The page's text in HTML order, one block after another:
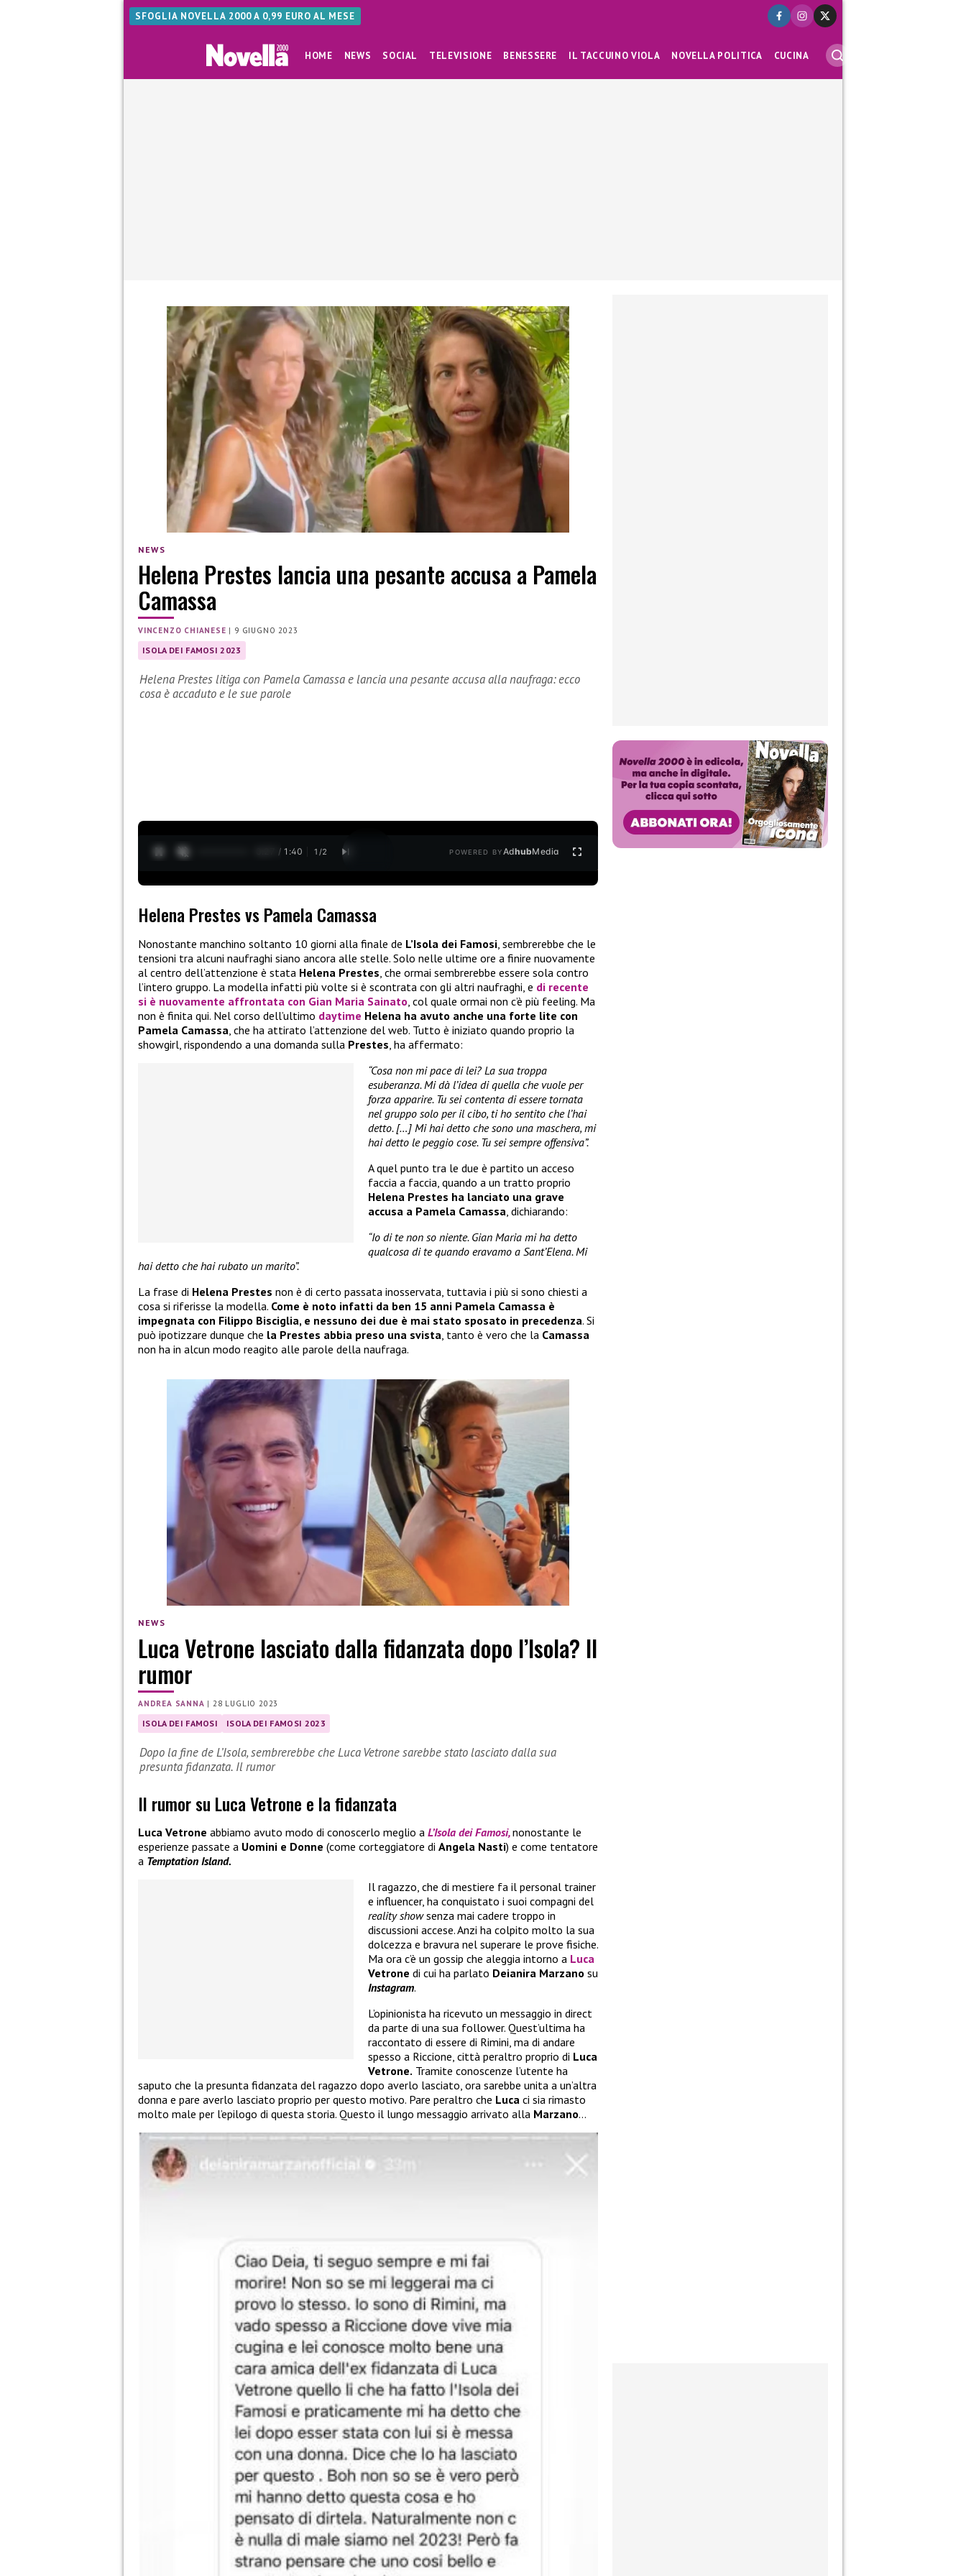
SFOGLIA NOVELLA 2000 A 0,99 EURO AL MESE
HOME NEWS SOCIAL TELEVISIONE BENESSERE IL TACCUINO VIOLA NOVELLA POLITICA CUCINA
NEWS
Helena Prestes lancia una pesante accusa a Pamela
Camassa
VINCENZO CHIANESE | 9 GIUGNO 2023
ISOLA DEI FAMOSI 2023
Helena Prestes litiga con Pamela Camassa e lancia una pesante accusa alla naufraga: ecco
cosa è accaduto e le sue parole
0:28 / 1:40 1 /2 POWERED BYAdhubMedia
Helena Prestes vs Pamela Camassa
Nonostante manchino soltanto 10 giorni alla finale de L’Isola dei Famosi, sembrerebbe che le
tensioni tra alcuni naufraghi siano ancora alle stelle. Solo nelle ultime ore a finire nuovamente
al centro dell’attenzione è stata Helena Prestes, che ormai sembrerebbe essere sola contro
l’intero gruppo. La modella infatti più volte si è scontrata con gli altri naufraghi, e di recente
si è nuovamente affrontata con Gian Maria Sainato, col quale ormai non c’è più feeling. Ma
non è finita qui. Nel corso dell’ultimo daytime Helena ha avuto anche una forte lite con
Pamela Camassa, che ha attirato l’attenzione del web. Tutto è iniziato quando proprio la
showgirl, rispondendo a una domanda sulla Prestes, ha affermato:
“Cosa non mi pace di lei? La sua troppa
esuberanza. Mi dà l’idea di quella che vuole per
forza apparire. Tu sei contenta di essere tornata
nel gruppo solo per il cibo, ti ho sentito che l’hai
detto. […] Mi hai detto che sono una maschera, mi
hai detto le peggio cose. Tu sei sempre offensiva”.
A quel punto tra le due è partito un acceso
faccia a faccia, quando a un tratto proprio
Helena Prestes ha lanciato una grave
accusa a Pamela Camassa, dichiarando:
“Io di te non so niente. Gian Maria mi ha detto
qualcosa di te quando eravamo a Sant’Elena. Mi
hai detto che hai rubato un marito”.
La frase di Helena Prestes non è di certo passata inosservata, tuttavia i più si sono chiesti a
cosa si riferisse la modella. Come è noto infatti da ben 15 anni Pamela Camassa è
impegnata con Filippo Bisciglia, e nessuno dei due è mai stato sposato in precedenza. Si
può ipotizzare dunque che la Prestes abbia preso una svista, tanto è vero che la Camassa
non ha in alcun modo reagito alle parole della naufraga.
NEWS
Luca Vetrone lasciato dalla fidanzata dopo l’Isola? Il
rumor
ANDREA SANNA |28 LUGLIO 2023
ISOLA DEI FAMOSI ISOLA DEI FAMOSI 2023
Dopo la fine de L’Isola, sembrerebbe che Luca Vetrone sarebbe stato lasciato dalla sua
presunta fidanzata. Il rumor
Il rumor su Luca Vetrone e la fidanzata
Luca Vetrone abbiamo avuto modo di conoscerlo meglio a L’Isola dei Famosi,nonostante le
esperienze passate a Uomini e Donne (come corteggiatore di Angela Nasti) e come tentatore
a Temptation Island.
Il ragazzo, che di mestiere fa il personal trainer
e influencer, ha conquistato i suoi compagni del
reality showsenza mai cadere troppo in
discussioni accese. Anzi ha colpito molto la sua
dolcezza e bravura nel superare le prove fisiche.
Ma ora c’è un gossip che aleggia intorno a Luca
Vetrone di cui ha parlato Deianira Marzano su
Instagram.
L’opinionista ha ricevuto un messaggio in direct
da parte di una sua follower. Quest’ultima ha
raccontato di essere di Rimini, ma di andare
spesso a Riccione, città peraltro proprio di Luca
Vetrone. Tramite conoscenze l’utente ha
saputo che la presunta fidanzata del ragazzo dopo averlo lasciato, ora sarebbe unita a un’altra
donna e pare averlo lasciato proprio per questo motivo. Pare peraltro che Luca ci sia rimasto
molto male per l’epilogo di questa storia. Questo il lungo messaggio arrivato alla Marzano…